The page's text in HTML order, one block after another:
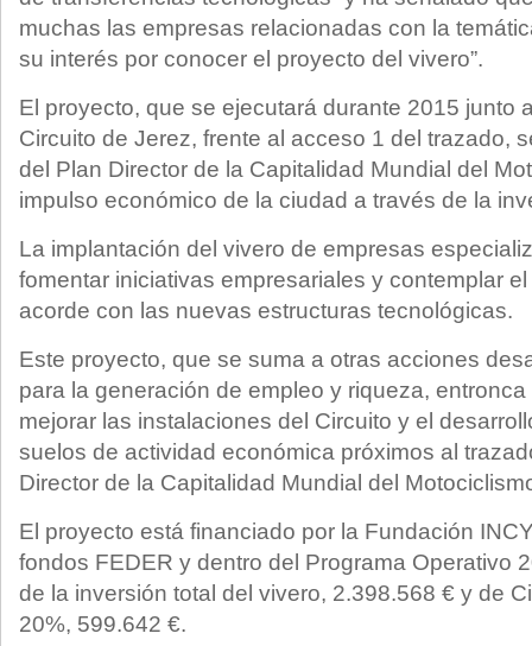
muchas las empresas relacionadas con la
su interés por conocer el proyecto del vivero”.
El proyecto, que se ejecutará durante 2015 junto
Circuito de Jerez, frente al acceso 1 del trazado,
del Plan Director de la Capitalidad Mundial del
impulso económico de la ciudad a través de la
La implantación del vivero de empresas
fomentar iniciativas empresariales y contemplar
acorde con las nuevas estructuras tecnológicas.
Este proyecto, que se suma a otras acciones
para la generación de empleo y riqueza,
mejorar las instalaciones del Circuito y el
suelos de actividad económica próximos al
Director de la Capitalidad Mundial del
El proyecto está financiado por la Fundación
fondos FEDER y dentro del Programa Operativo
de la inversión total del vivero, 2.398.568 € y de
20%, 599.642 €.